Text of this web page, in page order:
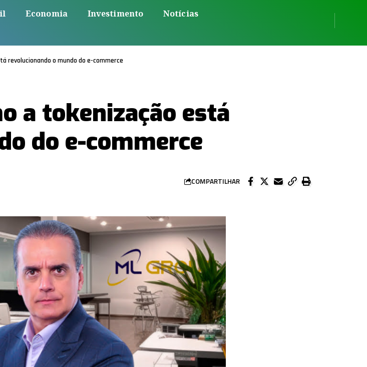
Economia Investimento
Notícias
revolucionando o mundo do e-commerce
a tokenização está
do e-commerce
COMPARTILHAR